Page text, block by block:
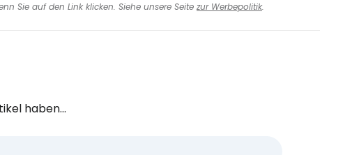
Sie auf den Link klicken. Siehe unsere Seite zur Werbepolitik.
haben...